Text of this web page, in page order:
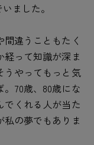
ました。
違うこともたく
って知識が深ま
うやってもっと気
70歳、80歳にな
でくれる人が当た
私の夢でもありま